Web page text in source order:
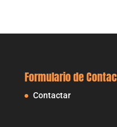
Formulario de
Contactar